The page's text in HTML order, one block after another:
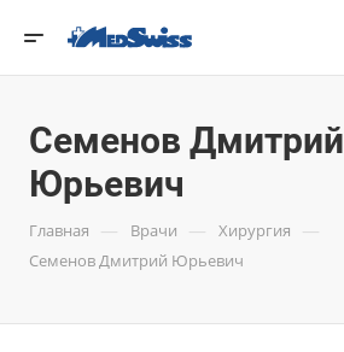
Семенов Дмитрий
Юрьевич
Главная — Врачи — Хирургия —
Семенов Дмитрий Юрьевич